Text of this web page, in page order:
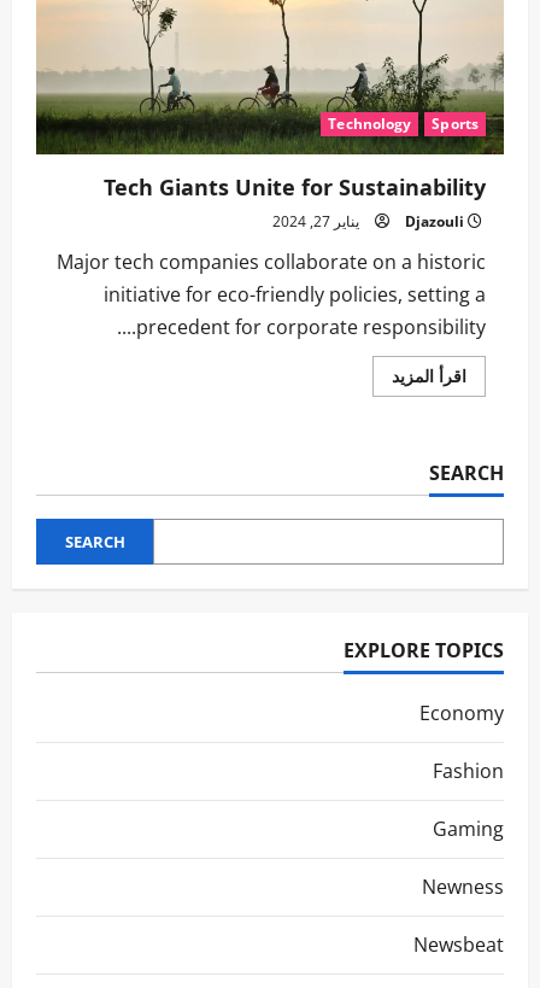
Sports
Technology
Tech Giants Unite for Sustainability
Djazouli يناير 27, 2024
Major tech companies collaborate on a historic
initiative for eco-friendly policies, setting a
precedent for corporate responsibility....
اقرأ المزيداقرأ
المزيد
Sustainability
SEARCH
SEARCH
EXPLORE TOPICS
Economy
Fashion
Gaming
Newness
Newsbeat